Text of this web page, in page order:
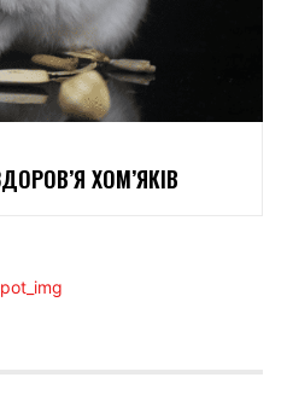
ХОМ’ЯКІВ